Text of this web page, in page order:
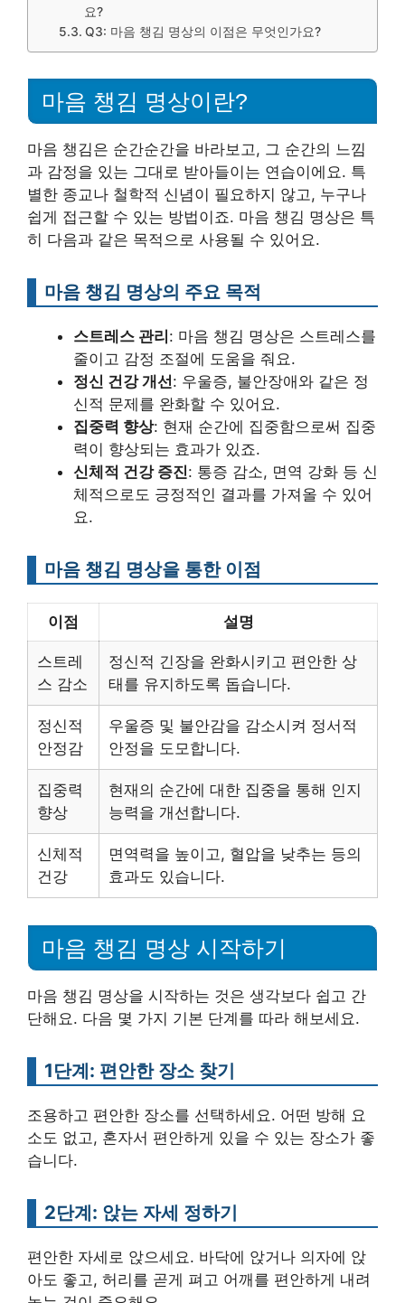
요?
Q3: 마음 챙김 명상의 이점은 무엇인가요?
마음 챙김 명상이란?
마음 챙김은 순간순간을 바라보고, 그 순간의 느낌
과 감정을 있는 그대로 받아들이는 연습이에요. 특
별한 종교나 철학적 신념이 필요하지 않고, 누구나
쉽게 접근할 수 있는 방법이죠. 마음 챙김 명상은 특
히 다음과 같은 목적으로 사용될 수 있어요.
마음 챙김 명상의 주요 목적
스트레스 관리 : 마음 챙김 명상은 스트레스를
줄이고 감정 조절에 도움을 줘요.
정신 건강 개선: 우울증, 불안장애와 같은 정
신적 문제를 완화할 수 있어요.
집중력 향상: 현재 순간에 집중함으로써 집중
력이 향상되는 효과가 있죠.
신체적 건강 증진: 통증 감소, 면역 강화 등 신
체적으로도 긍정적인 결과를 가져올 수 있어
요.
마음 챙김 명상을 통한 이점
이점 설명
스트레
스 감소
정신적 긴장을 완화시키고 편안한 상
태를 유지하도록 돕습니다.
정신적
안정감
우울증 및 불안감을 감소시켜 정서적
안정을 도모합니다.
집중력
향상
현재의 순간에 대한 집중을 통해 인지
능력을 개선합니다.
신체적
건강
면역력을 높이고, 혈압을 낮추는 등의
효과도 있습니다.
마음 챙김 명상 시작하기
마음 챙김 명상을 시작하는 것은 생각보다 쉽고 간
단해요. 다음 몇 가지 기본 단계를 따라 해보세요.
1단계: 편안한 장소 찾기
조용하고 편안한 장소를 선택하세요. 어떤 방해 요
소도 없고, 혼자서 편안하게 있을 수 있는 장소가 좋
습니다.
2단계: 앉는 자세 정하기
편안한 자세로 앉으세요. 바닥에 앉거나 의자에 앉
아도 좋고, 허리를 곧게 펴고 어깨를 편안하게 내려